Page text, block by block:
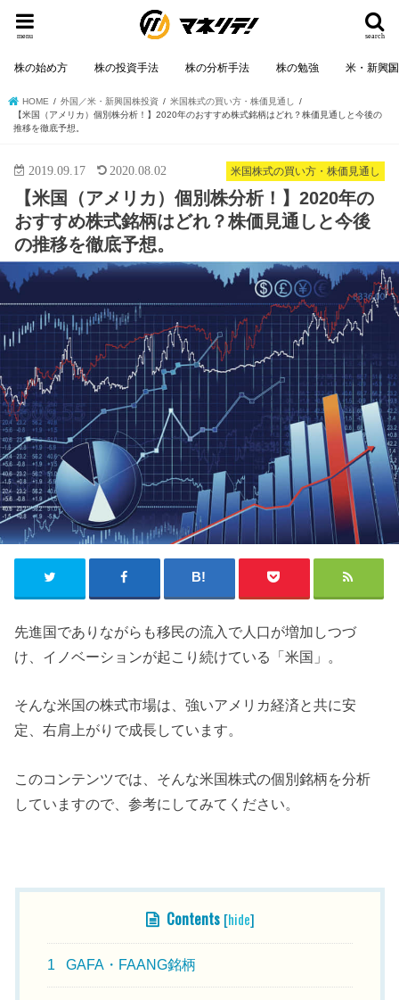
search
menu
株の始め方 株の投資手法 株の分析手法 株の勉強 米・新興
HOME 外国／米・新興国株投資
米国株式の買い方・株価見通し
【米国（アメリカ）個別株分析！】2020年のおすすめ株式銘柄はどれ？株価見通しと今後の
推移を徹底予想。
米国株式の買い方・株価見通し
2019.09.17 2020.08.02
【米国（アメリカ）個別株分析！】2020年の
おすすめ株式銘柄はどれ？株価見通しと今後
の推移を徹底予想。
先進国でありながらも移民の流入で人口が増加しつづ
け、イノベーションが起こり続けている「米国」。
そんな米国の株式市場は、強いアメリカ経済と共に安
定、右肩上がりで成長しています。
このコンテンツでは、そんな米国株式の個別銘柄を分析
していますので、参考にしてみてください。
Contents [hide]
1 GAFA・FAANG銘柄